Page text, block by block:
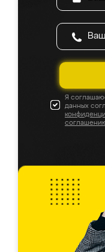
Я
данных